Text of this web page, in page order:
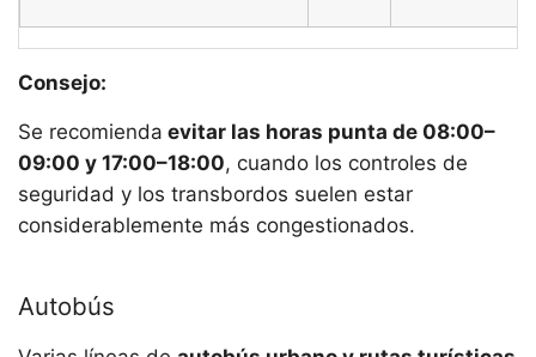
Consejo:
Se recomienda evitar las horas punta de 08:00–
09:00 y 17:00–18:00, cuando los controles de
seguridad y los transbordos suelen estar
considerablemente más congestionados.
Autobús